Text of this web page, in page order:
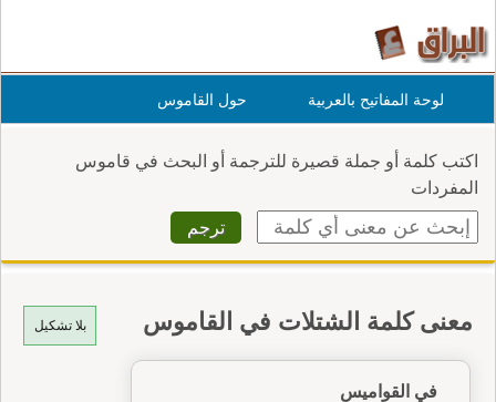
لوحة المفاتيح بالعربية حول القاموس
اكتب كلمة أو جملة قصيرة للترجمة أو البحث في قاموس
المفردات
بلا تشكيل معنى كلمة الشتلات في القاموس
في القواميس